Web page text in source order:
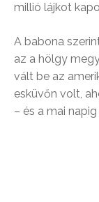
millió lájkot
A babona
az a hölgy
vált be az
esküvőn volt,
– és a mai